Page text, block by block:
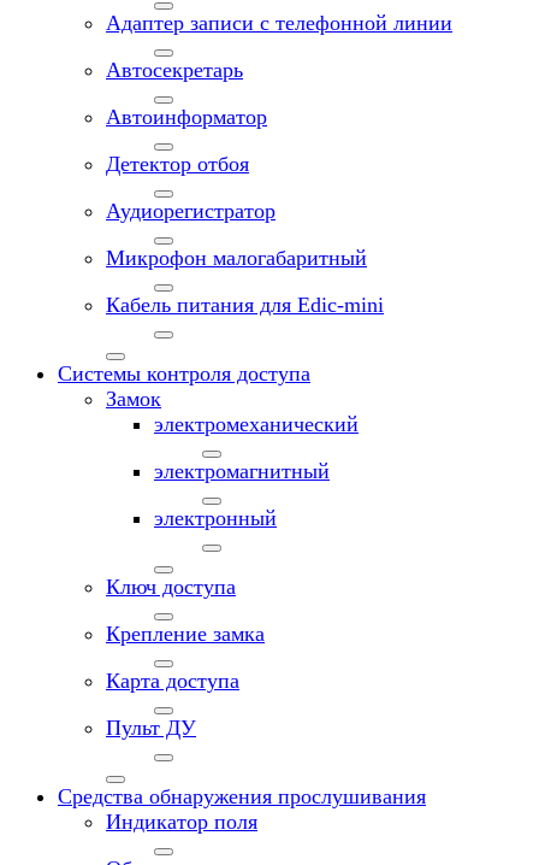
Адаптер записи с телефонной линии
Автосекретарь
Автоинформатор
Детектор отбоя
Аудиорегистратор
Микрофон малогабаритный
Кабель питания для Edic-mini
Системы контроля доступа
Замок
электромеханический
электромагнитный
электронный
Ключ доступа
Крепление замка
Карта доступа
Пульт ДУ
Средства обнаружения прослушивания
Индикатор поля